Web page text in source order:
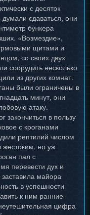
с десяток
сдаваться, они
бункера
«Возмездие»,
щитами и
со своих двух
соорудить несколько
из других комнат.
были ограничены в
минут, они
атаку.
в пользу
с кроганами
рептилий числом
но уж
пал с
перевести дух и
майора
в успешности
к ним ранние
цифра